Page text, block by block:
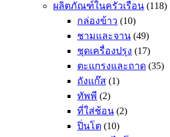
ผลิตภัณฑ์ในครัวเรือน (118)
กล่องข้าว (10)
ชามและจาน (49)
ชุดเครื่องปรุง (17)
ตะแกรงและถาด (35)
ถังแก๊ส (1)
ทัพพี (2)
ที่ใส่ช้อน (2)
ปิ่นโต (10)